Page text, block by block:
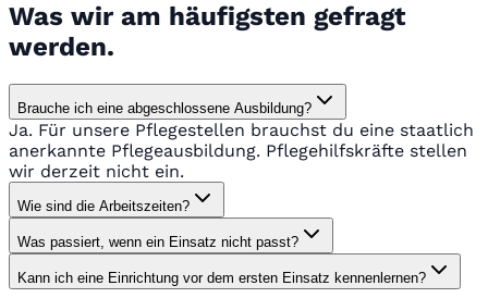
Was wir am häufigsten gefragt
werden.
Brauche ich eine abgeschlossene Ausbildung?
Ja. Für unsere Pflegestellen brauchst du eine staatlich
anerkannte Pflegeausbildung. Pflegehilfskräfte stellen
wir derzeit nicht ein.
Wie sind die Arbeitszeiten?
Was passiert, wenn ein Einsatz nicht passt?
Kann ich eine Einrichtung vor dem ersten Einsatz kennenlernen?